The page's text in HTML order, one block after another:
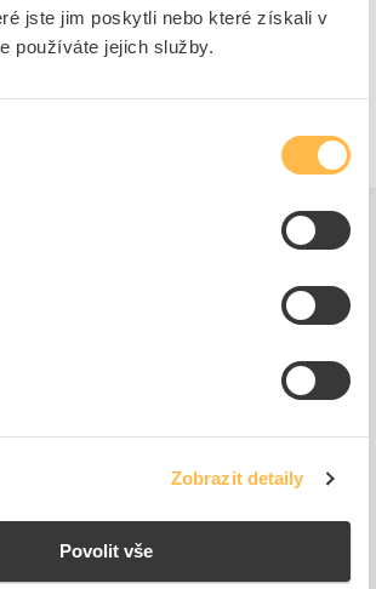
jste jim poskytli nebo které získali v
používáte jejich služby.
Zobrazit detaily
Povolit vše
1 ks,...
očíslování zemničů, 1 ks,...